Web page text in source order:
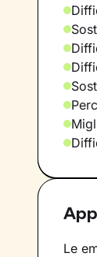
Le